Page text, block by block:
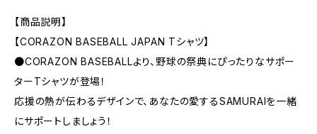
【商品説明】
【CORAZON BASEBALL JAPAN Tシャツ】
●CORAZON BASEBALLより、野球の祭典にぴったりなサポー
ターTシャツが登場！
応援の熱が伝わるデザインで、あなたの愛するSAMURAIを一緒
にサポートしましょう！